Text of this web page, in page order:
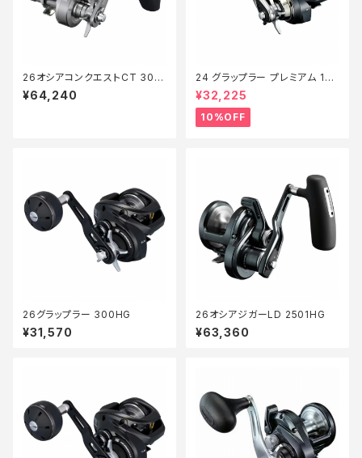
26オシアコンクエストCT 301X
G
¥64,240
24 グラップラー プレミアム 150
XG 新製品2024【継続セール_
リール】【10】
¥32,225
10%OFF
26グラップラー 300HG
¥31,570
26オシアジガーLD 2501HG
¥63,360